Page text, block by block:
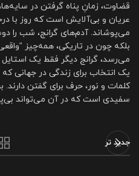
قضاوت، زمانِ پناه گرفتن در
عریان و بی‌آلایش است که روز با
می‌پوشاند. آدم‌های گرانج، شب را
بلکه چون در تاریکی، همه‌چیز
می‌رسد، گرانج دیگر فقط یک
یک انتخاب برای زندگی در جهانی
کلمات و نور، حرف برای گفتن دارند.
سفیدی است که در آن می‌تواند
جدید تر